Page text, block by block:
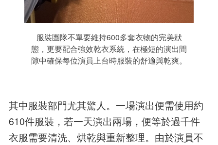
服裝團隊不單要維持600多套衣物的完美狀
態，更要配合強效乾衣系統，在極短的演出間
隙中確保每位演員上台時服裝的舒適與乾爽。
其中服裝部門尤其驚人。一場演出便需使用約
610件服裝，若一天演出兩場，便等於過千件
衣服需要清洗、烘乾與重新整理。由於演員不